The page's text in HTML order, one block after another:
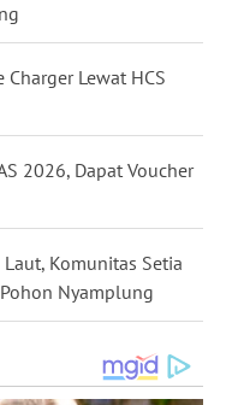
Lewat HCS
2026, Dapat Voucher
Komunitas Setia
Nyamplung